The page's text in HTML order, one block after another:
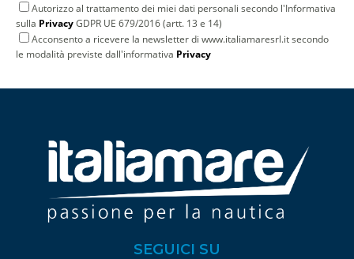
Autorizzo al trattamento dei miei dati personali secondo l'Informativa
sulla PrivacyGDPR UE 679/2016 (artt. 13 e 14)
Acconsento a ricevere la newsletter di www.italiamaresrl.it secondo
le modalità previste dall'informativa Privacy
SEGUICI SU